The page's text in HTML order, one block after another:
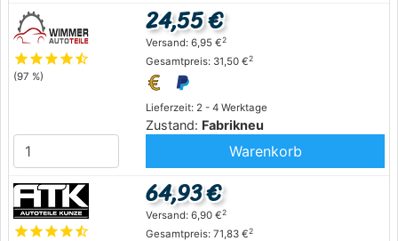
starstarstarstarstar_half
(97 %)
Lieferzeit: 2 - 4 Werktage
Zustand: Fabrikneu
24,55 €
Versand: 6,95 €2
Gesamtpreis: 31,50 €2
Warenkorb
starstarstarstarstar_half
64,93 €
Versand: 6,90 €2
Gesamtpreis: 71,83 €2